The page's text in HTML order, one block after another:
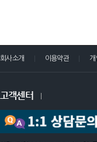
회사소개 이용약관 개
고객센터